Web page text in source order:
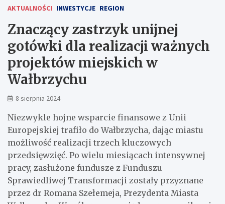
AKTUALNOŚCI INWESTYCJE REGION
Znaczący zastrzyk unijnej
gotówki dla realizacji ważnych
projektów miejskich w
Wałbrzychu
8 sierpnia 2024
Niezwykle hojne wsparcie finansowe z Unii
Europejskiej trafiło do Wałbrzycha, dając miastu
możliwość realizacji trzech kluczowych
przedsięwzięć. Po wielu miesiącach intensywnej
pracy, zasłużone fundusze z Funduszu
Sprawiedliwej Transformacji zostały przyznane
przez dr Romana Szełemeja, Prezydenta Miasta